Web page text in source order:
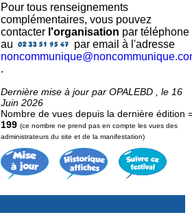
Pour tous renseignements
complémentaires, vous pouvez
contacter l'organisation par téléphone
au
par email à l'adresse
.
Dernière mise à jour par OPALEBD , le 16
Juin 2026
Nombre de vues depuis la dernière édition
199 (ce nombre ne prend pas en compte les vues des
administrateurs du site et de la manifestation)